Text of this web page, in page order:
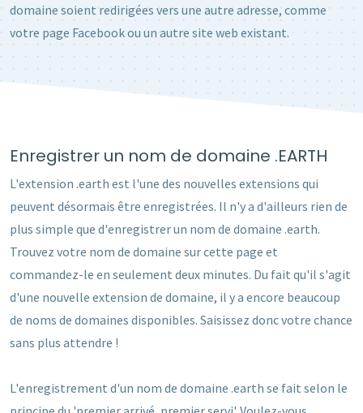
domaine soient redirigées vers une autre adresse, comme
votre page Facebook ou un autre site web existant.
Enregistrer un nom de domaine .EARTH
L'extension .earth est l'une des nouvelles extensions qui
peuvent désormais être enregistrées. Il n'y a d'ailleurs rien de
plus simple que d'enregistrer un nom de domaine .earth.
Trouvez votre nom de domaine sur cette page et
commandez-le en seulement deux minutes. Du fait qu'il s'agit
d'une nouvelle extension de domaine, il y a encore beaucoup
de noms de domaines disponibles. Saisissez donc votre chance
sans plus attendre !
L'enregistrement d'un nom de domaine .earth se fait selon le